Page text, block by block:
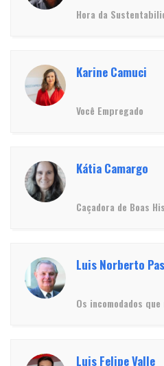
Hora da
Karine Camuci
Você Empregado
Kátia Camargo
Caçadora de Boas
Luis Norberto
Os incomodados que
Luis Felipe Valle